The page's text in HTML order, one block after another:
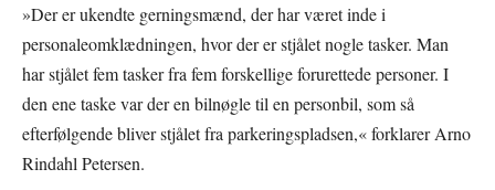
»Der er ukendte gerningsmænd, der har været inde i
personaleomklædningen, hvor der er stjålet nogle tasker. Man
har stjålet fem tasker fra fem forskellige forurettede personer. I
den ene taske var der en bilnøgle til en personbil, som så
efterfølgende bliver stjålet fra parkeringspladsen,« forklarer Arno
Rindahl Petersen.